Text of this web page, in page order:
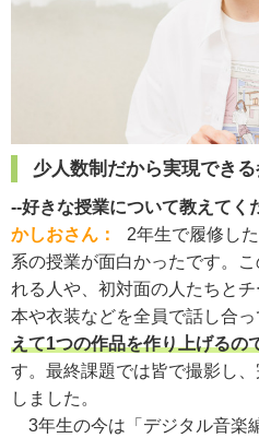
少人数制だから実現でき
--好きな授業について教えてく
かしおさん：
2年生で履修し
系の授業が面白かったです。
れる人や、初対面の人たちと
本や衣装などを全員で話し合っ
えて1つの作品を作り上げるの
す。最終課題では皆で撮影し
しました。
3年生の今は「デジタル音楽